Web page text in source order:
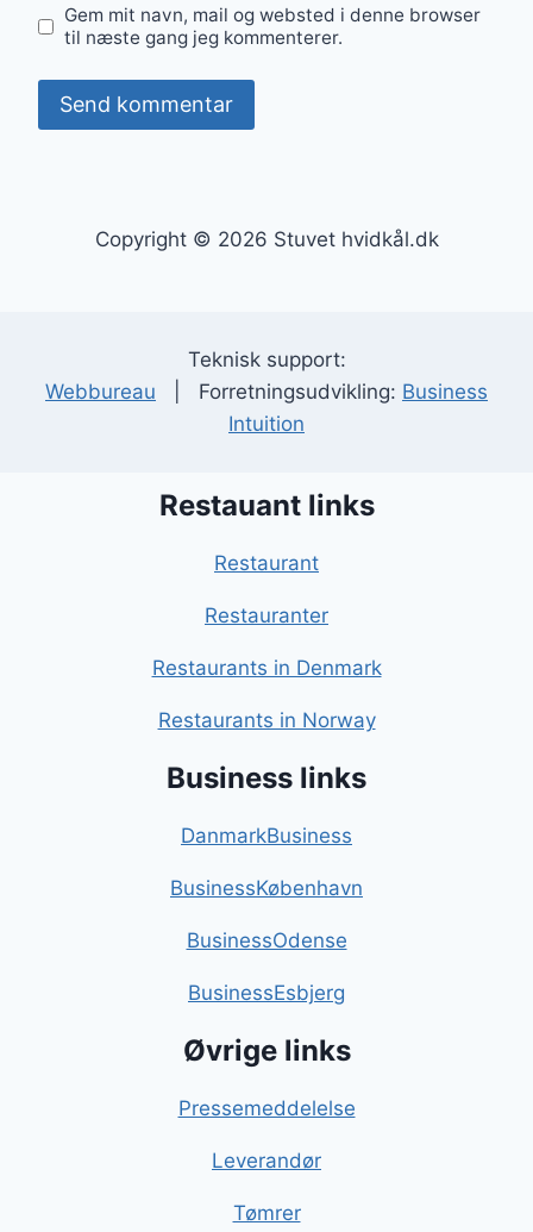
Gem mit navn, mail og websted i denne browser
til næste gang jeg kommenterer.
Copyright © 2026 Stuvet hvidkål.dk
Teknisk support:
Webbureau | Forretningsudvikling: Business
Intuition
Restauant links
Restaurant
Restauranter
Restaurants in Denmark
Restaurants in Norway
Business links
DanmarkBusiness
BusinessKøbenhavn
BusinessOdense
BusinessEsbjerg
Øvrige links
Pressemeddelelse
Leverandør
Tømrer